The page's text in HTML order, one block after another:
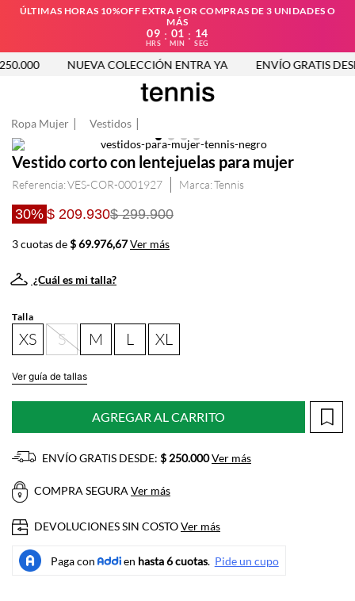
ÚLTIMAS HORAS 10%OFF EXTRA POR COMPRAS DE 3 UNIDADES O
MÁS
09
HRS
: 01
MIN
: 14
SEG
NUEVA COLECCIÓN ENTRA YA ENVÍO GRATIS
Ropa Mujer Vestidos
Vestido corto con lentejuelas para mujer
Referencia:VES-COR-0001927 Tennis
30% $ 209.930$ 299.900
3 cuotas de$ 69.976,67Ver más
¿Cuál es mi talla?
Talla
XS S M L XL
Ver guía de tallas
AGREGAR AL CARRITO
ENVÍO GRATIS DESDE: $ 250.000Ver más
COMPRA SEGURA Ver más
DEVOLUCIONES SIN COSTOVer más